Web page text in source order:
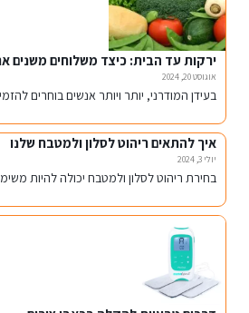
ירקות עד הבית: כיצד משלוחים משנים
אוגוסט 20, 2024
בעידן המודרני, יותר ויותר אנשים בוחרים
איך להתאים ריהוט לסלון ולמטבח שלנו
יולי 3, 2024
בחירת ריהוט לסלון ולמטבח יכולה להיות